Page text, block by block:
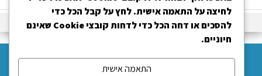
לחיצה על התאמה אישית. לחץ על קבל הכל כדי
להסכים או דחה הכל כדי לדחות קובצי Cookie שאינם
חיוניים.
התאמה אישית
צור קשר